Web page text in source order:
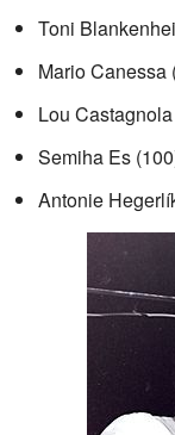
Toni
Mario Canessa
Lou
Semiha Es
Antonie